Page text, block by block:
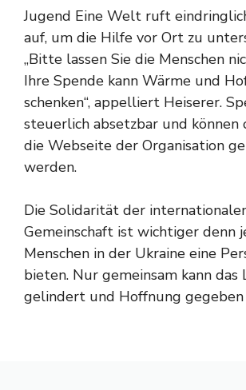
Jugend Eine Welt ruft
auf, um die Hilfe vor Ort zu
„Bitte lassen Sie die Menschen
Ihre Spende kann Wärme und
schenken“, appelliert Heiserer.
steuerlich absetzbar und können
die Webseite der Organisation
werden.
Die Solidarität der
Gemeinschaft ist wichtiger denn
Menschen in der Ukraine eine
bieten. Nur gemeinsam kann das
gelindert und Hoffnung